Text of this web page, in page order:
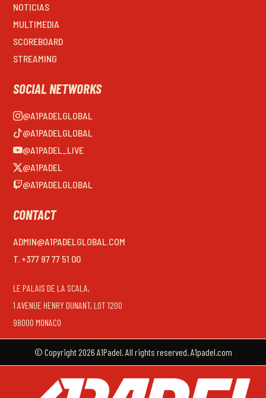
NOTICIAS
MULTIMEDIA
SCOREBOARD
STREAMING
SOCIAL NETWORKS
@A1PADELGLOBAL
@A1PADELGLOBAL
@A1PADEL_LIVE
@A1PADEL
@A1PADELGLOBAL
CONTACT
ADMIN@A1PADELGLOBAL.COM
T. +377 97 77 51 00
LE PALAIS DE LA SCALA,
1 AVENUE HENRY DUNANT, LOT 1200
98000 MONACO
© Copyright 2026 A1Padel. All rights reserved. A1padel.com